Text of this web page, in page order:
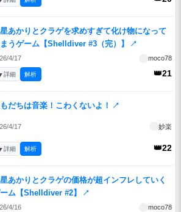
あかりとクラゲを求めすぎて化け物になって
うゲーム【Shelldiver #3（完）】
↗
4/17 moco78
👑21
詳細 解析
だちは音楽！こわくないよ！ ↗
4/17 妙楽
👑22
詳細 解析
あかりとクラゲの価格が超インフレしていく
ム【Shelldiver #2】
↗
4/16 moco78